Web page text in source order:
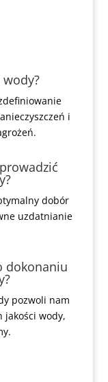
wody?
i
dobór
uzdatnianie
dokonaniu
pozwoli nam
jakości wody,